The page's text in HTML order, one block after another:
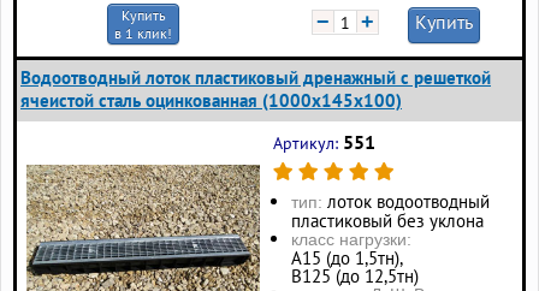
Купить
в 1 клик!
− + Купить
Водоотводный лоток пластиковый дренажный с решеткой
ячеистой сталь оцинкованная (1000x145x100)
Артикул: 551
тип: лоток водоотводный
пластиковый без уклона
класс нагрузки:
А15 (до 1,5тн),
В125 (до 12,5тн)